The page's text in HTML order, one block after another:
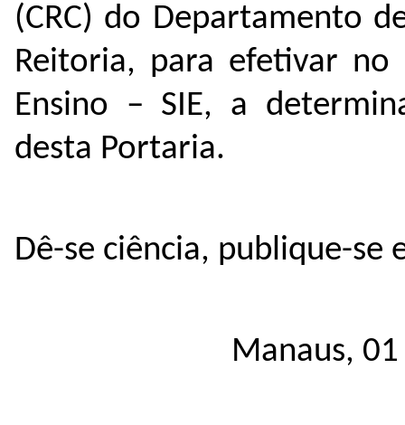
(CRC) do Departamento
Reitoria, para efetivar no
Ensino – SIE, a
desta Portaria.
Dê-se ciência, publique-se
Manaus,